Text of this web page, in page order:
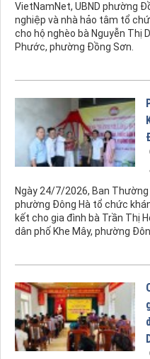
VietNamNet, UBND phường
nghiệp và nhà hảo tâm tổ
cho hộ nghèo bà Nguyễn Thị
Phước, phường Đồng Sơn.
Ngày 24/7/2026, Ban
phường Đông Hà tổ chức
kết cho gia đình bà Trần Thị
dân phố Khe Mây, phường